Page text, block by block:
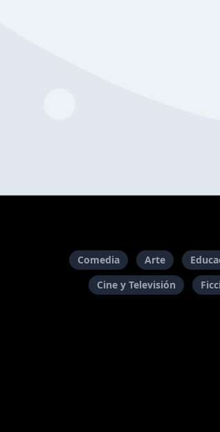
Comedia Arte
Cine y Televisión